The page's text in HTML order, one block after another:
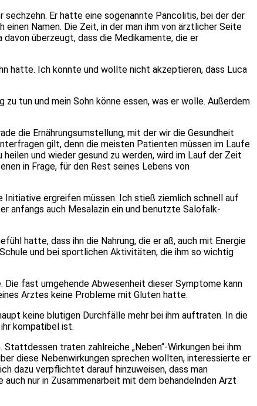
Er hatte eine sogenannte Pancolitis, bei der der
Namen. Die Zeit, in der man ihm von ärztlicher Seite
davon überzeugt, dass die Medikamente, die er
hatte. Ich konnte und wollte nicht akzeptieren, dass Luca
tun und mein Sohn könne essen, was er wolle. Außerdem
die Ernährungsumstellung, mit der wir die Gesundheit
gilt, denn die meisten Patienten müssen im Laufe
und wieder gesund zu werden, wird im Lauf der Zeit
in Frage, für den Rest seines Lebens von
Initiative ergreifen müssen. Ich stieß ziemlich schnell auf
anfangs auch Mesalazin ein und benutzte Salofalk-
hatte, dass ihn die Nahrung, die er aß, auch mit Energie
und bei sportlichen Aktivitäten, die ihm so wichtig
fast umgehende Abwesenheit dieser Symptome kann
Arztes keine Probleme mit Gluten hatte.
keine blutigen Durchfälle mehr bei ihm auftraten. In die
kompatibel ist.
traten zahlreiche „Neben“-Wirkungen bei ihm
diese Nebenwirkungen sprechen wollten, interessierte er
dazu verpflichtet darauf hinzuweisen, dass man
nur in Zusammenarbeit mit dem behandelnden Arzt